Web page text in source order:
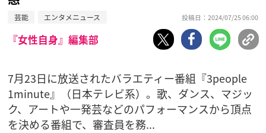
芸能 エンタメニュース 投稿日：2024/07/25 06:00
『女性自身』編集部
7月23日に放送されたバラエティー番組『3people
1minute』（日本テレビ系）。歌、ダンス、マジッ
ク、アートや一発芸などのパフォーマンスから頂点
を決める番組で、審査員を務...